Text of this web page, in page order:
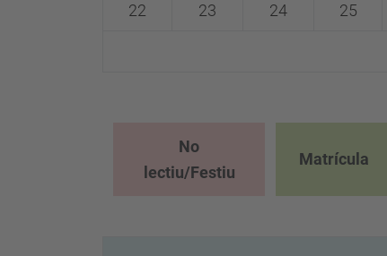
22 23 24 25
No
lectiu/Festiu
Matrícula